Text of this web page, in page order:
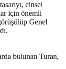
cinsel
için önemli
Genel
bulunan Turan,